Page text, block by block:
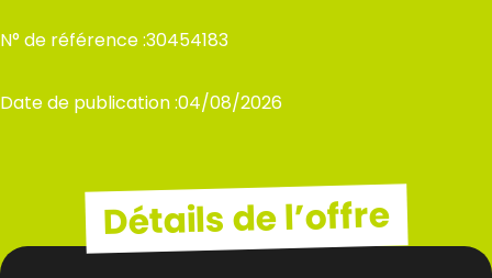
N° de référence :30454183
Date de publication :04/08/2026
Détails de l’offre